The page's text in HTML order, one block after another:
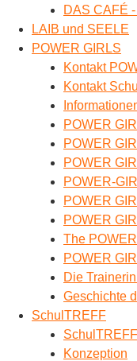
DAS CAFÉ
LAIB und SEELE
POWER GIRLS
Kontakt
Kontakt
POWER
POWER
POWER
POWER-
POWER
POWER
The
POWER
Die
Geschichte
SchulTREFF
SchulTREFF
Konzeption